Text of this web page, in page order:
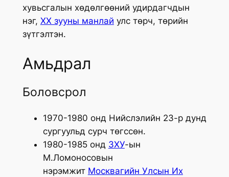
хувьсгалын хөдөлгөөний удирдагчдын
нэг, XX зууны манлай улс төрч, төрийн
зүтгэлтэн.
Амьдрал
Боловсрол
1970-1980 онд Нийслэлийн 23-р дунд
сургуульд сурч төгссөн.
1980-1985 онд ЗХУ-ын
М.Ломоносовын
нэрэмжит Москвагийн Улсын Их